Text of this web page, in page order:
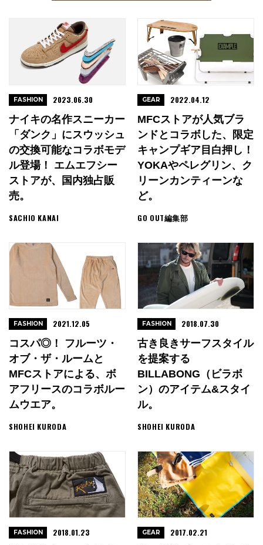
ナイキの名作スニーカー
「ダンク」にスウッシュ
の交換可能なコラボモデ
ル登場！ エムエフシー
ストアが、国内独占販
売。
SACHIO KANAI
FASHION 2023.06.30
MFCストアが人気ブラ
ンドとコラボした、限定
キャンプギア目白押し！
YOKAやペレグリン、ク
リーンカンティーンな
ど。
GO OUT編集部
GEAR 2022.04.12
コスパ◎！ フルーツ・
オブ・ザ・ルームと
MFCストアによる、ボ
アフリースのコラボルー
ムウエア。
SHOHEI KURODA
FASHION 2021.12.05
古き良きサーフスタイル
を提案する
BILLABONG（ビラボ
ン）のアイテム&スタイ
ル。
SHOHEI KURODA
FASHION 2018.07.30
FASHION 2018.01.23 GEAR 2017.02.21